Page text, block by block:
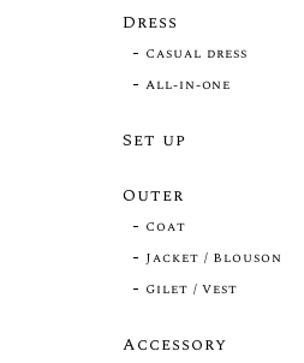
Dress
Casual dress
All-in-one
Set up
Outer
Coat
Jacket / Blouson
Gilet / Vest
Accessory